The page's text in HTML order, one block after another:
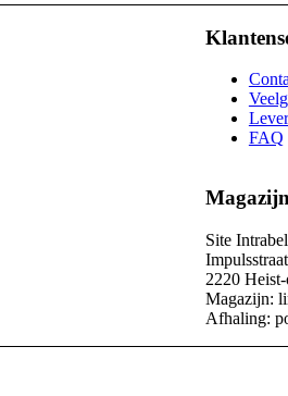
FAQ
Magazijn
Site Intrabel
2220
Magazijn:
Afhaling: